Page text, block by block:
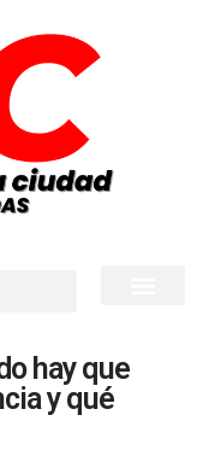
hay que
y qué